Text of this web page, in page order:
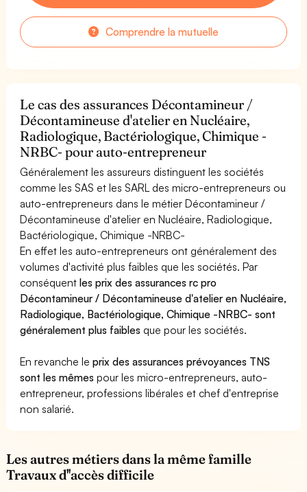
Comprendre la mutuelle
Le cas des assurances Décontamineur /
Décontamineuse d'atelier en Nucléaire,
Radiologique, Bactériologique, Chimique -
NRBC- pour auto-entrepreneur
Généralement les assureurs distinguent les sociétés
comme les SAS et les SARL des micro-entrepreneurs ou
auto-entrepreneurs dans le métier Décontamineur /
Décontamineuse d'atelier en Nucléaire, Radiologique,
Bactériologique, Chimique -NRBC-
En effet les auto-entrepreneurs ont généralement des
volumes d'activité plus faibles que les sociétés. Par
conséquentles prix des assurances rc pro
Décontamineur / Décontamineuse d'atelier en Nucléaire,
Radiologique, Bactériologique, Chimique -NRBC- sont
généralement plus faibles que pour les sociétés.
En revanche leprix des assurances prévoyances TNS
sont les mêmes pour les micro-entrepreneurs, auto-
entrepreneur, professions libérales et chef d'entreprise
non salarié.
Les autres métiers dans la même famille
Travaux d''accès difficile